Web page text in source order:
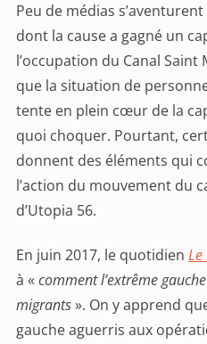
Peu de médias
dont la cause a gagné un
l’occupation du Canal Saint
que la situation de
tente en plein cœur de la
quoi choquer. Pourtant,
donnent des éléments qui
l’action du mouvement du
d’Utopia 56.
En juin 2017, le quotidien Le
à « comment l’extrême
migrants». On y apprend
gauche aguerris aux